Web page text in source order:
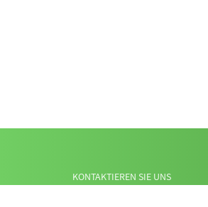
KONTAKTIEREN SIE UNS